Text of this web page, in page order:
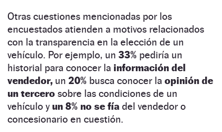
Otras cuestiones mencionadas por los
encuestados atienden a motivos relacionados
con la transparencia en la elección de un
vehículo. Por ejemplo, un 33% pediría un
historial para conocer la información del
vendedor, un 20% busca conocer la opinión de
un tercero sobre las condiciones de un
vehículo yun 8% no se fía del vendedor o
concesionario en cuestión.